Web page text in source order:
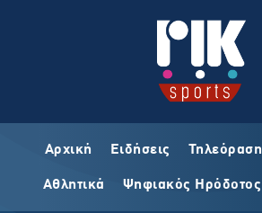
Αρχική Ειδήσεις Τηλεόραση
Αθλητικά Ψηφιακός Ηρόδοτος